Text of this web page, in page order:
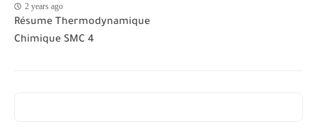
2 years ago
Résume Thermodynamique
Chimique SMC 4